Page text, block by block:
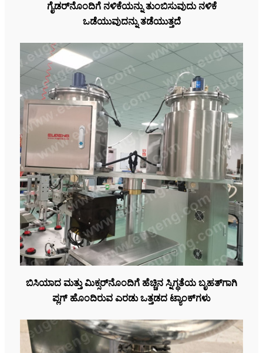
ಗೈಡರ್‌ನೊಂದಿಗೆ ನಳಿಕೆಯನ್ನು ತುಂಬಿಸುವುದು ನಳಿಕೆ
ಒಡೆಯುವುದನ್ನು ತಡೆಯುತ್ತದೆ
ಬಿಸಿಯಾದ ಮತ್ತು ಮಿಕ್ಸರ್‌ನೊಂದಿಗೆ ಹೆಚ್ಚಿನ ಸ್ನಿಗ್ಧತೆಯ ಬೃಹತ್‌ಗಾಗಿ
ಪ್ಲಗ್ ಹೊಂದಿರುವ ಎರಡು ಒತ್ತಡದ ಟ್ಯಾಂಕ್‌ಗಳು